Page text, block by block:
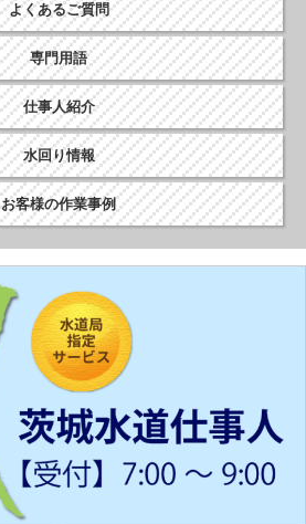
よくあるご質問
専門用語
仕事人紹介
水回り情報
お客様の作業事例